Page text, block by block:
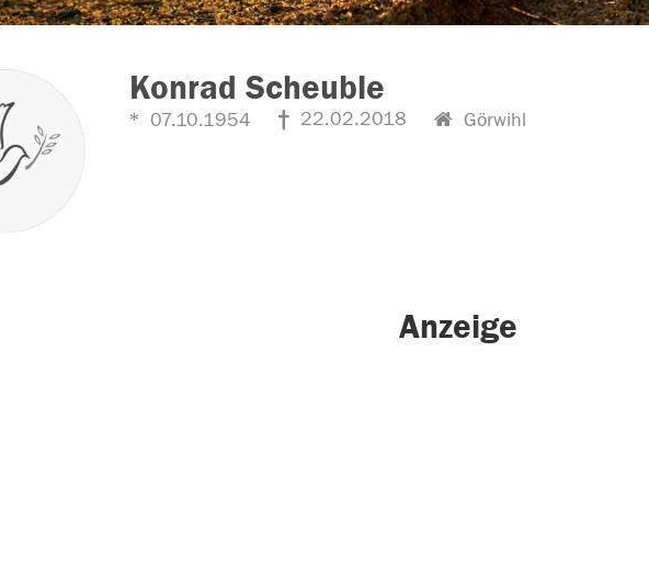
Konrad Scheuble
07.10.1954 22.02.2018 Görwihl
Anzeige